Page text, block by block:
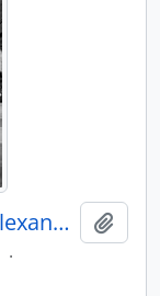
Festa de Natal no Externato Alexandre Herculano
·